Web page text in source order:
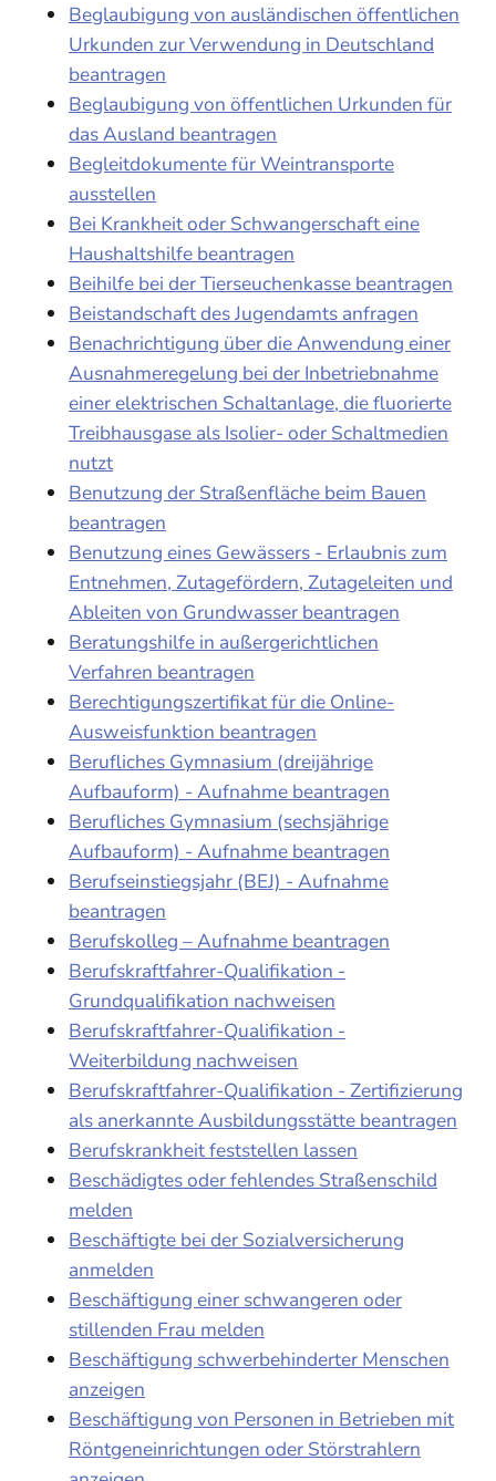
Beglaubigung von ausländischen öffentlichen
Urkunden zur Verwendung in Deutschland
beantragen
Beglaubigung von öffentlichen Urkunden für
das Ausland beantragen
Begleitdokumente für Weintransporte
ausstellen
Bei Krankheit oder Schwangerschaft eine
Haushaltshilfe beantragen
Beihilfe bei der Tierseuchenkasse beantragen
Beistandschaft des Jugendamts anfragen
Benachrichtigung über die Anwendung einer
Ausnahmeregelung bei der Inbetriebnahme
einer elektrischen Schaltanlage, die fluorierte
Treibhausgase als Isolier- oder Schaltmedien
nutzt
Benutzung der Straßenfläche beim Bauen
beantragen
Benutzung eines Gewässers - Erlaubnis zum
Entnehmen, Zutagefördern, Zutageleiten und
Ableiten von Grundwasser beantragen
Beratungshilfe in außergerichtlichen
Verfahren beantragen
Berechtigungszertifikat für die Online-
Ausweisfunktion beantragen
Berufliches Gymnasium (dreijährige
Aufbauform) - Aufnahme beantragen
Berufliches Gymnasium (sechsjährige
Aufbauform) - Aufnahme beantragen
Berufseinstiegsjahr (BEJ) - Aufnahme
beantragen
Berufskolleg – Aufnahme beantragen
Berufskraftfahrer-Qualifikation -
Grundqualifikation nachweisen
Berufskraftfahrer-Qualifikation -
Weiterbildung nachweisen
Berufskraftfahrer-Qualifikation - Zertifizierung
als anerkannte Ausbildungsstätte beantragen
Berufskrankheit feststellen lassen
Beschädigtes oder fehlendes Straßenschild
melden
Beschäftigte bei der Sozialversicherung
anmelden
Beschäftigung einer schwangeren oder
stillenden Frau melden
Beschäftigung schwerbehinderter Menschen
anzeigen
Beschäftigung von Personen in Betrieben mit
Röntgeneinrichtungen oder Störstrahlern